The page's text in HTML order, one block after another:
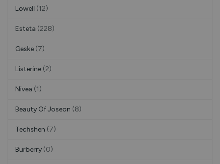
Lowell (12)
Esteta (228)
Geske (7)
Listerine (2)
Nivea (1)
Beauty Of Joseon (8)
Techshen (7)
Burberry (0)